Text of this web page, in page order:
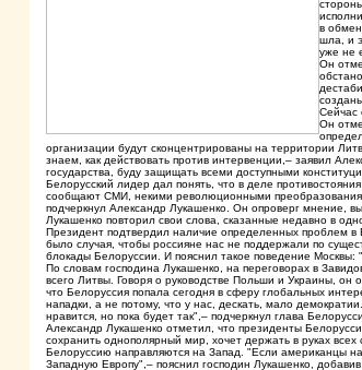
в
шла, и
уже не
Он
Сейчас
Он
организации будут сконцентрированы на территории
знаем, как действовать против интервенции,– заявил
государства, буду защищать всеми доступными
Белорусский лидер дал понять, что в деле
сообщают СМИ, некими революционными
подчеркнул Александр Лукашенко. Он опроверг мнение,
Лукашенко повторил свои слова, сказанные недавно в
Президент подтвердил наличие определенных проблем
было случая, чтобы россияне нас не поддержали по
блокады Белоруссии. И пояснил такое поведение Москвы:
По словам господина Лукашенко, на переговорах в
всего Литвы. Говоря о руководстве Польши и Украины, он
что Белоруссия попала сегодня в сферу глобальных
нападки, а не потому, что у нас, дескать, мало
нравится, но пока будет так",– подчеркнул глава
Александр Лукашенко отметил, что президенты
сохранить однополярный мир, хочет держать в руках
Белоруссию направляются на Запад. "Если американцы
Западную Европу",– пояснил господин Лукашенко,